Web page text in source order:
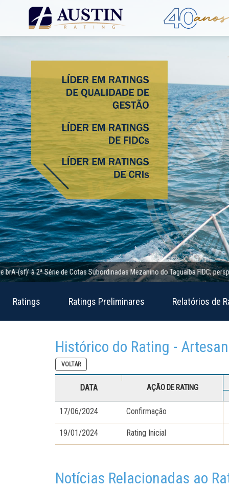
à 2ª Série de Cotas Subordinadas Mezanino do Taguaíba FIDC; perspectiva
Ratings Ratings Preliminares Relatórios de
Histórico do Rating -
VOLTAR
DATA AÇÃO DE RATING
17/06/2024 Confirmação
19/01/2024 Rating Inicial
Notícias Relacionadas ao